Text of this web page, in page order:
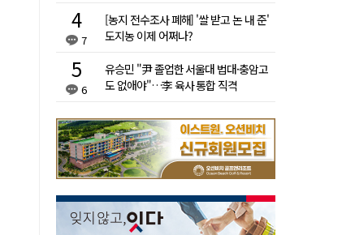
7
[농지 전수조사 폐해] '쌀 받고 논 내 준'
도지농 이제 어쩌나?
6
유승민 "尹 졸업한 서울대 법대·충암고
도 없애야"…李 육사 통합 직격